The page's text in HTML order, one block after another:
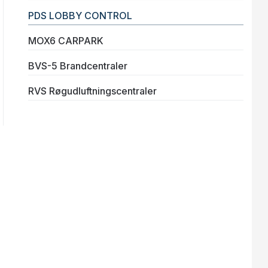
PDS LOBBY CONTROL
MOX6 CARPARK
BVS-5 Brandcentraler
RVS Røgudluftningscentraler